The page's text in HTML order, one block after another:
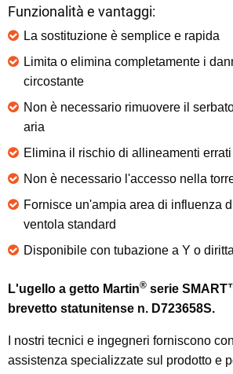
Funzionalità e vantaggi:
La sostituzione è semplice e rapida
Limita o elimina completamente i
circostante
Non è necessario rimuovere il
aria
Elimina il rischio di allineamenti errati
Non è necessario l'accesso nella
Fornisce un'ampia area di influenza
ventola standard
Disponibile con tubazione a Y o diritta
L'ugello a getto Martin® serie
brevetto statunitense n. D723658S.
I nostri tecnici e ingegneri forniscono
assistenza specializzate sul prodotto e